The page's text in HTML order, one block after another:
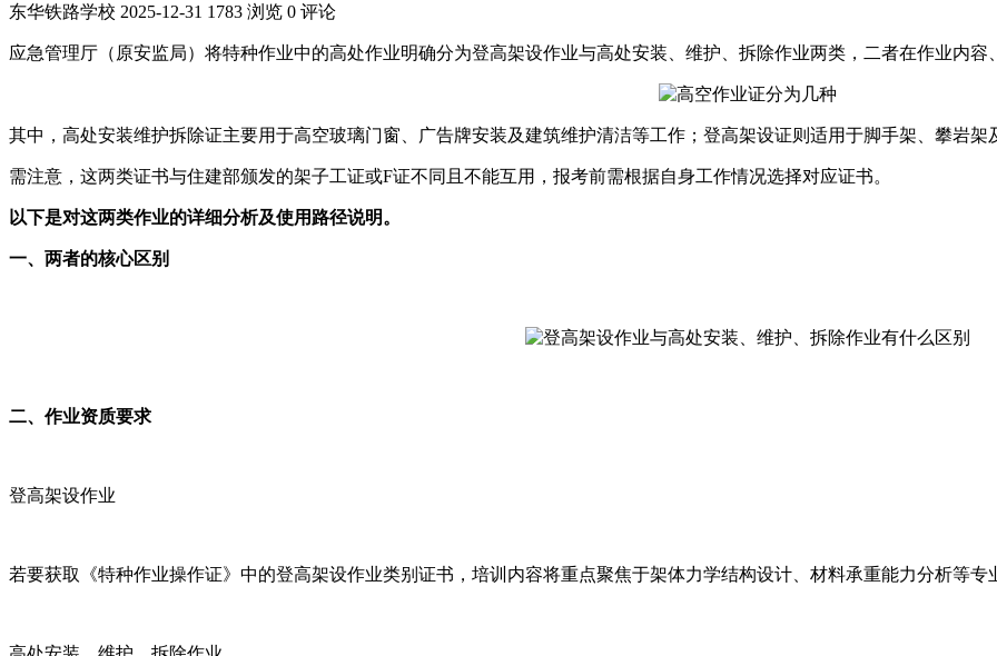
东华铁路学校 2025-12-31 1783 浏览 0 评论
应急管理厅（原安监局）将特种作业中的高处作业明确分为登高架设作业与高处安装、维护、拆除作业两类，二者在作业内
其中，高处安装维护拆除证主要用于高空玻璃门窗、广告牌安装及建筑维护清洁等工作；登高架设证则适用于脚手架、攀岩
需注意，这两类证书与住建部颁发的架子工证或F证不同且不能互用，报考前需根据自身工作情况选择对应证书。
以下是对这两类作业的详细分析及使用路径说明。
一、两者的核心区别
二、作业资质要求
登高架设作业
若要获取《特种作业操作证》中的登高架设作业类别证书，培训内容将重点聚焦于架体力学结构设计、材料承重能力分析等专